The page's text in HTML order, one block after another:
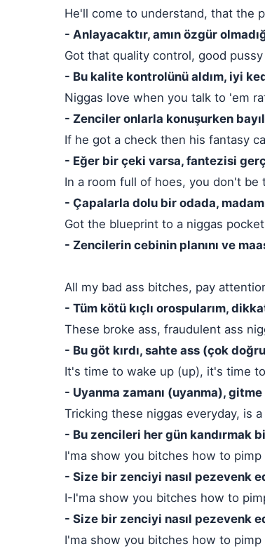
He'll come to understand, that the
- Anlayacaktır, amın özgür
Got that quality control, good
- Bu kalite kontrolünü aldım, iyi
Niggas love when you talk to 'em
- Zenciler onlarla konuşurken
If he got a check then his fantasy
- Eğer bir çeki varsa, fantezisi
In a room full of hoes, you don't be
- Çapalarla dolu bir odada, madam
Got the blueprint to a niggas
- Zencilerin cebinin planını ve
All my bad ass bitches, pay
- Tüm kötü kıçlı orospularım,
These broke ass, fraudulent ass
- Bu göt kırdı, sahte ass (çok
It's time to wake up (up), it's time
- Uyanma zamanı (uyanma),
Tricking these niggas everyday, is
- Bu zencileri her gün kandırmak
I'ma show you bitches how to pimp
- Size bir zenciyi nasıl pezevenk
I-I'ma show you bitches how to
- Size bir zenciyi nasıl pezevenk
I'ma show you bitches how to pimp